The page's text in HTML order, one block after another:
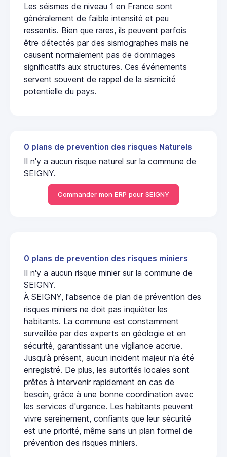
Les séismes de niveau 1 en France sont
généralement de faible intensité et peu
ressentis. Bien que rares, ils peuvent parfois
être détectés par des sismographes mais ne
causent normalement pas de dommages
significatifs aux structures. Ces événements
servent souvent de rappel de la sismicité
potentielle du pays.
0 plans de prevention des risques Naturels
Il n'y a aucun risque naturel sur la commune de
SEIGNY.
Commander mon ERP pour SEIGNY
0 plans de prevention des risques miniers
Il n'y a aucun risque minier sur la commune de
SEIGNY.
À SEIGNY, l'absence de plan de prévention des
risques miniers ne doit pas inquiéter les
habitants. La commune est constamment
surveillée par des experts en géologie et en
sécurité, garantissant une vigilance accrue.
Jusqu'à présent, aucun incident majeur n'a été
enregistré. De plus, les autorités locales sont
prêtes à intervenir rapidement en cas de
besoin, grâce à une bonne coordination avec
les services d'urgence. Les habitants peuvent
vivre sereinement, confiants que leur sécurité
est une priorité, même sans un plan formel de
prévention des risques miniers.